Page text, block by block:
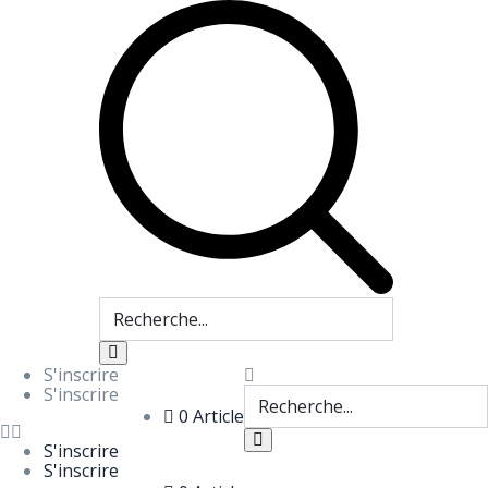
S'inscrire
S'inscrire
0 Article
S'inscrire
S'inscrire